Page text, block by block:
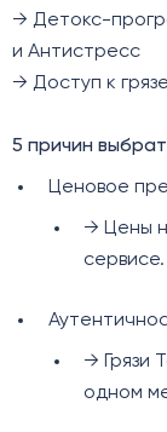
→ Детокс-
и Антистресс
→ Доступ к
5 причин
Ценовое
→ Цены
сервисе.
→ Грязи
одном